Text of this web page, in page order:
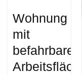
Wohnung
mit
befahrbarer
Arbeitsfläche